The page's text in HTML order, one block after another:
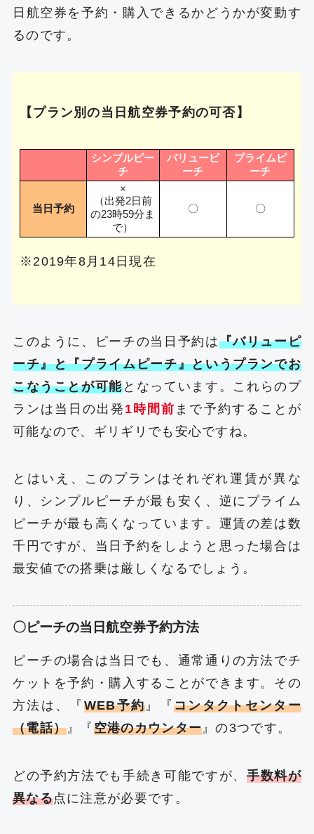
日航空券を予約・購入できるかどうかが変動す
るのです。
【プラン別の当日航空券予約の可否】
シンプルピー
チ
バリューピ
ーチ
プライムピ
ーチ
当日予約
×
（出発2日前
の23時59分ま
で）
〇 〇
※2019年8月14日現在
このように、ピーチの当日予約は『バリューピ
ーチ』と『プライムピーチ』というプランでお
こなうことが可能となっています。これらのプ
ランは当日の出発 1時間前 まで予約することが
可能なので、ギリギリでも安心ですね。
とはいえ、このプランはそれぞれ運賃が異な
り、シンプルピーチが最も安く、逆にプライム
ピーチが最も高くなっています。運賃の差は数
千円ですが、当日予約をしようと思った場合は
最安値での搭乗は厳しくなるでしょう。
〇ピーチの当日航空券予約方法
ピーチの場合は当日でも、通常通りの方法でチ
ケットを予約・購入することができます。その
方法は、『 WEB予約 』『コンタクトセンター
（電話） 』『 空港のカウンター 』の3つです。
どの予約方法でも手続き可能ですが、 手数料が
異なる点に注意が必要です。